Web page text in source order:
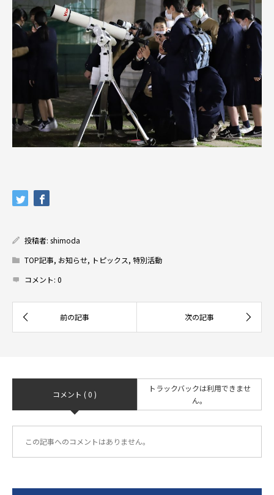
投稿者: shimoda
TOP記事, お知らせ, トピックス, 特別活動
コメント: 0
コメント ( 0 )
トラックバックは利用できませ
ん。
この記事へのコメントはありません。